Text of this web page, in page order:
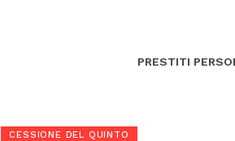
PRESTITI
CESSIONE DEL QUINTO